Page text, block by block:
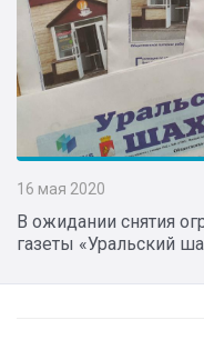
16 мая 2020
В ожидании снятия
газеты «Уральский